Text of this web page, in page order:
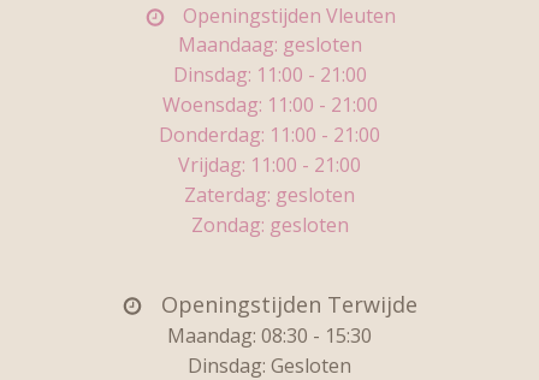
Openingstijden Vleuten
Maandaag: gesloten
Dinsdag: 11:00 - 21:00
Woensdag: 11:00 - 21:00
Donderdag: 11:00 - 21:00
Vrijdag: 11:00 - 21:00
Zaterdag: gesloten
Zondag: gesloten
Openingstijden Terwijde
Maandag: 08:30 - 15:30
Dinsdag: Gesloten